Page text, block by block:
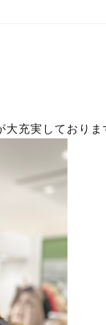
充実しておりま